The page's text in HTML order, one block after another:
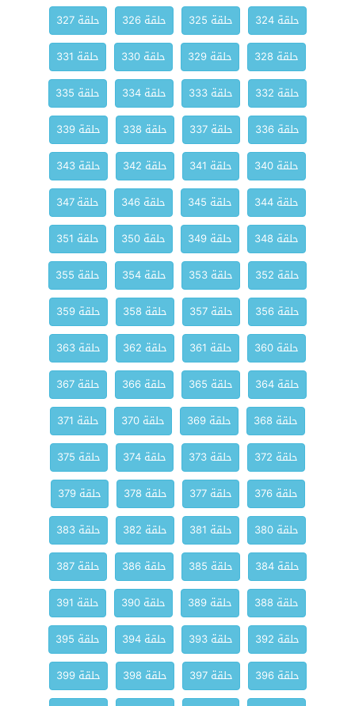
حلقة 324
حلقة 325 حلقة 326
حلقة 327
حلقة 328
حلقة 329 حلقة 330
حلقة 331
حلقة 332
حلقة 333 حلقة 334
حلقة 335
حلقة 336
حلقة 337 حلقة 338
حلقة 339
حلقة 340
حلقة 341 حلقة 342
حلقة 343
حلقة 344
حلقة 345 حلقة 346
حلقة 347
حلقة 348
حلقة 349 حلقة 350
حلقة 351
حلقة 352
حلقة 353 حلقة 354
حلقة 355
حلقة 356
حلقة 357 حلقة 358
حلقة 359
حلقة 360
حلقة 361 حلقة 362
حلقة 363
حلقة 364
حلقة 365 حلقة 366
حلقة 367
حلقة 368
حلقة 369 حلقة 370
حلقة 371
حلقة 372
حلقة 373 حلقة 374
حلقة 375
حلقة 376
حلقة 377 حلقة 378
حلقة 379
حلقة 380
حلقة 381 حلقة 382
حلقة 383
حلقة 384
حلقة 385 حلقة 386
حلقة 387
حلقة 388
حلقة 389 حلقة 390
حلقة 391
حلقة 392
حلقة 393 حلقة 394
حلقة 395
حلقة 396
حلقة 397 حلقة 398
حلقة 399